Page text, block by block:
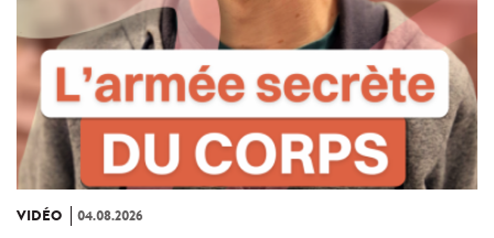
VIDÉO 04.08.2026